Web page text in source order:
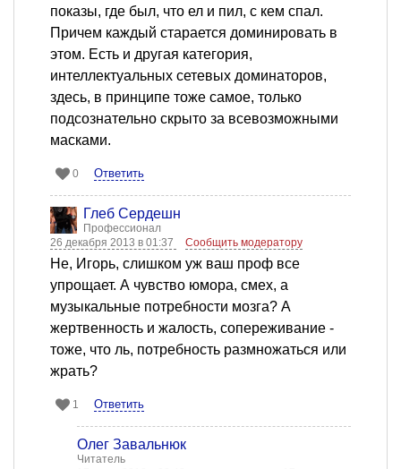
показы, где был, что ел и пил, с кем спал.
Причем каждый старается доминировать в
этом. Есть и другая категория,
интеллектуальных сетевых доминаторов,
здесь, в принципе тоже самое, только
подсознательно скрыто за всевозможными
масками.
0 Ответить
Глеб Сердешн
Профессионал
26 декабря 2013 в 01:37
Сообщить модератору
Не, Игорь, слишком уж ваш проф все
упрощает. А чувство юмора, смех, а
музыкальные потребности мозга? А
жертвенность и жалость, сопереживание -
тоже, что ль, потребность размножаться или
жрать?
1 Ответить
Олег Завальнюк
Читатель